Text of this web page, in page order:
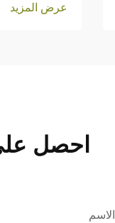
عرض المزيد
احصل
الاسم